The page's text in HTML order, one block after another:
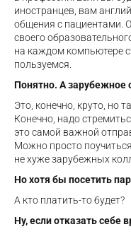
иностранцев, вам
общения с пациентами.
своего
на каждом компьютере
пользуемся.
Понятно. А зарубежное
Это, конечно, круто, но
Конечно, надо
это самой важной
Можно просто
не хуже зарубежных
Но хотя бы посетить
А кто платить-то будет?
Ну, если отказать себе